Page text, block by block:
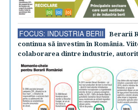
FOCUS: INDUSTRIA BERII
Berarii
continua să investim în România.
colaborarea dintre industrie,